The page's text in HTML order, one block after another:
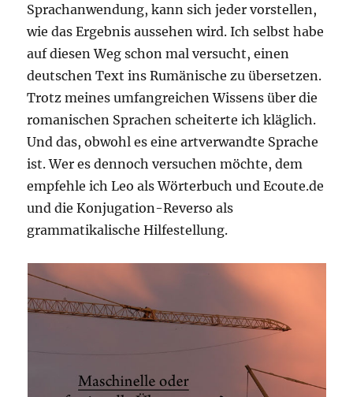
Sprachanwendung, kann sich jeder vorstellen,
wie das Ergebnis aussehen wird. Ich selbst habe
auf diesen Weg schon mal versucht, einen
deutschen Text ins Rumänische zu übersetzen.
Trotz meines umfangreichen Wissens über die
romanischen Sprachen scheiterte ich kläglich.
Und das, obwohl es eine artverwandte Sprache
ist. Wer es dennoch versuchen möchte, dem
empfehle ich Leo als Wörterbuch und Ecoute.de
und die Konjugation-Reverso als
grammatikalische Hilfestellung.